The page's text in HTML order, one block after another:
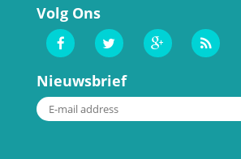
Volg Ons
Nieuwsbrief